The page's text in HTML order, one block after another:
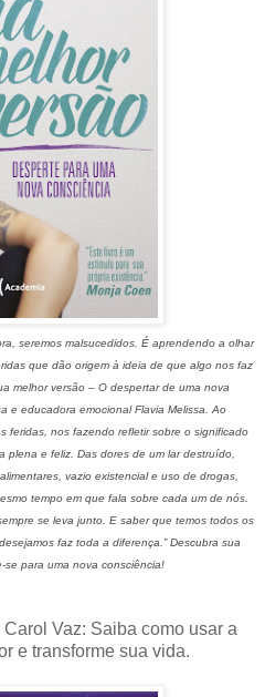
seremos malsucedidos. É aprendendo a olhar
que dão origem à ideia de que algo nos faz
melhor versão – O despertar de uma nova
e educadora emocional Flavia Melissa. Ao
feridas, nos fazendo refletir sobre o significado
plena e feliz. Das dores de um lar destruído,
vazio existencial e uso de drogas,
tempo em que fala sobre cada um de nós.
se leva junto. E saber que temos todos os
faz toda a diferença.” Descubra sua
se para uma nova consciência!
Vaz: Saiba como usar a
e transforme sua vida.